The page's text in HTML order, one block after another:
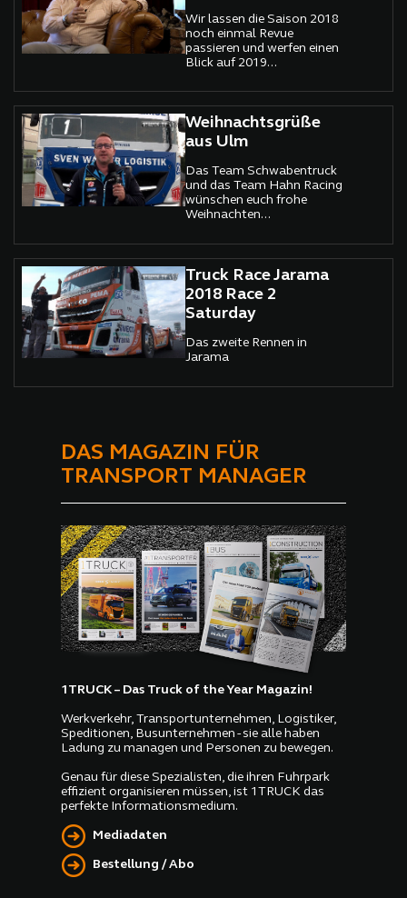
Wir lassen die Saison 2018
noch einmal Revue
passieren und werfen einen
Blick auf 2019...
Weihnachtsgrüße
aus Ulm
Das Team Schwabentruck
und das Team Hahn Racing
wünschen euch frohe
Weihnachten...
Truck Race Jarama
2018 Race 2
Saturday
Das zweite Rennen in
Jarama
DAS MAGAZIN FÜR
TRANSPORT MANAGER
1TRUCK – Das Truck of the Year Magazin!
Werkverkehr, Transportunternehmen, Logistiker,
Speditionen, Busunternehmen - sie alle haben
Ladung zu managen und Personen zu bewegen.
Genau für diese Spezialisten, die ihren Fuhrpark
effizient organisieren müssen, ist 1TRUCK das
perfekte Informationsmedium.
Mediadaten
Bestellung / Abo